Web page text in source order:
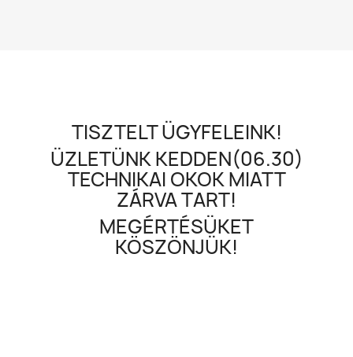
TISZTELT ÜGYFELEINK!
ÜZLETÜNK KEDDEN(06.30)
TECHNIKAI OKOK MIATT
ZÁRVA TART!
MEGÉRTÉSÜKET
KÖSZÖNJÜK!